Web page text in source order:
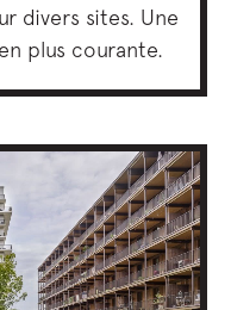
divers sites. Une
plus courante.